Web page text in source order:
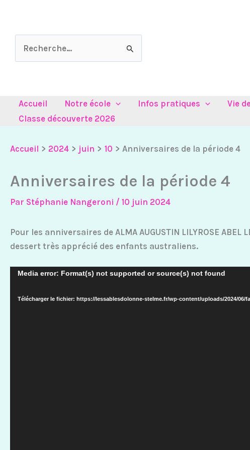
contenu
Rechercher :
Accueil Notre école Infos pratiques Vie
Classe découverte 2026
Accueil 2024 juin 10 Anniversaires de la période 4
Anniversaires de la période 4
Par Stéphanie Nangeroni / 10 juin 2024
Pour les anniversaires de ALMA AUGUSTIN LILYROSE
dessert très apprécié des enfants australiens.
Lecteur
Media error: Format(s) not supported or source(s) not found
Télécharger le fichier: https://lessablesdolonne-stelme.fr/wp-content/uploads/2024/06/